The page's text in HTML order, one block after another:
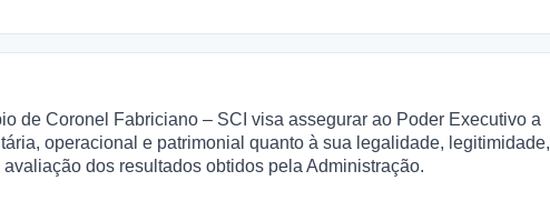
de Coronel Fabriciano – SCI visa assegurar ao Poder Executivo a
operacional e patrimonial quanto à sua legalidade, legitimidade,
dos resultados obtidos pela Administração.